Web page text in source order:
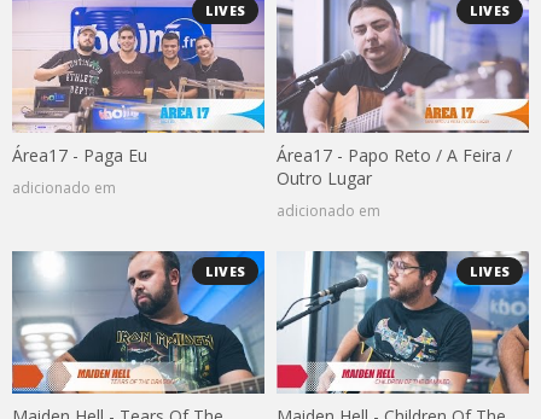
LIVES
Área17 - Paga Eu
adicionado em
LIVES
Área17 - Papo Reto / A Feira /
Outro Lugar
adicionado em
LIVES LIVES